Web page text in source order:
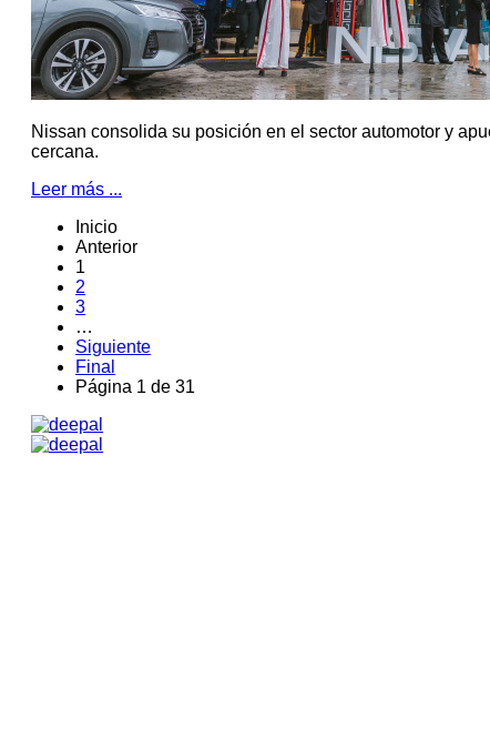
Nissan consolida su posición en el sector automotor y
cercana.
Leer más ...
Inicio
Anterior
1
2
3
…
Siguiente
Final
Página 1 de 31